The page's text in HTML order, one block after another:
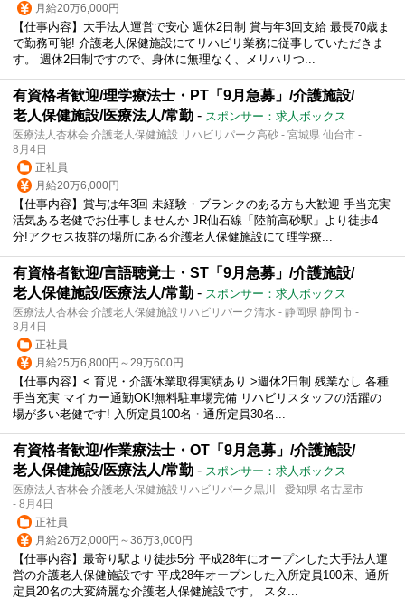
月給20万6,000円
【仕事内容】大手法人運営で安心 週休2日制 賞与年3回支給 最長70歳ま
で勤務可能! 介護老人保健施設にてリハビリ業務に従事していただきま
す。 週休2日制ですので、身体に無理なく、メリハリつ...
有資格者歓迎/理学療法士・PT「9月急募」/介護施設/
老人保健施設/医療法人/常勤 - スポンサー：求人ボックス
医療法人杏林会 介護老人保健施設 リハビリパーク高砂 - 宮城県 仙台市 -
8月4日
正社員
月給20万6,000円
【仕事内容】賞与は年3回 未経験・ブランクのある方も大歓迎 手当充実
活気ある老健でお仕事しませんか JR仙石線「陸前高砂駅」より徒歩4
分!アクセス抜群の場所にある介護老人保健施設にて理学療...
有資格者歓迎/言語聴覚士・ST「9月急募」/介護施設/
老人保健施設/医療法人/常勤 - スポンサー：求人ボックス
医療法人杏林会 介護老人保健施設リハビリパーク清水 - 静岡県 静岡市 -
8月4日
正社員
月給25万6,800円～29万600円
【仕事内容】< 育児・介護休業取得実績あり >週休2日制 残業なし 各種
手当充実 マイカー通勤OK!無料駐車場完備 リハビリスタッフの活躍の
場が多い老健です! 入所定員100名・通所定員30名...
有資格者歓迎/作業療法士・OT「9月急募」/介護施設/
老人保健施設/医療法人/常勤 - スポンサー：求人ボックス
医療法人杏林会 介護老人保健施設リハビリパーク黒川 - 愛知県 名古屋市
- 8月4日
正社員
月給26万2,000円～36万3,000円
【仕事内容】最寄り駅より徒歩5分 平成28年にオープンした大手法人運
営の介護老人保健施設です 平成28年オープンした入所定員100床、通所
定員20名の大変綺麗な介護老人保健施設です。 スタ...